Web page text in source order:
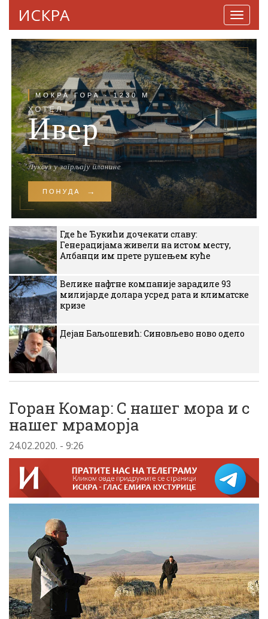
ИСКРА
Где ће Ђукићи дочекати славу:
Генерацијама живели на истом месту,
Албанци им прете рушењем куће
Велике нафтне компаније зарадиле 93
милијарде долара усред рата и климатске
кризе
Дејан Баљошевић: Синовљево ново одело
Горан Комар: С нашег мора и с
нашег мраморја
24.02.2020. - 9:26